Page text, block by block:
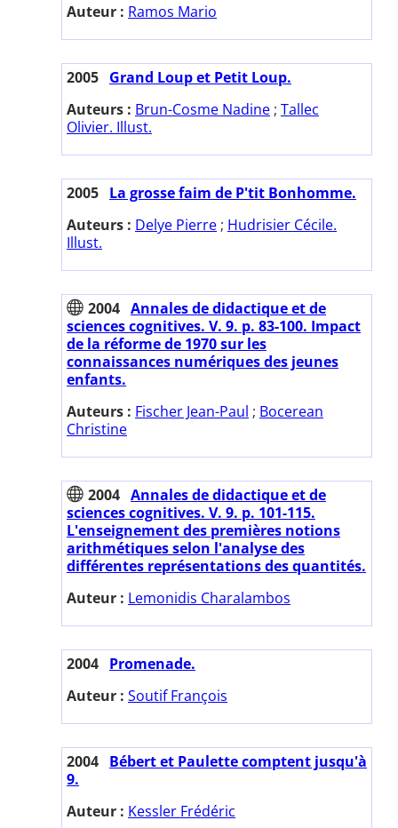
Auteur : Ramos Mario
2005 Grand Loup et Petit Loup.
Auteurs : Brun-Cosme Nadine ; Tallec
Olivier. Illust.
2005 La grosse faim de P'tit Bonhomme.
Auteurs : Delye Pierre ; Hudrisier Cécile.
Illust.
2004 Annales de didactique et de
sciences cognitives. V. 9. p. 83-100. Impact
de la réforme de 1970 sur les
connaissances numériques des jeunes
enfants.
Auteurs : Fischer Jean-Paul ; Bocerean
Christine
2004 Annales de didactique et de
sciences cognitives. V. 9. p. 101-115.
L'enseignement des premières notions
arithmétiques selon l'analyse des
différentes représentations des quantités.
Auteur : Lemonidis Charalambos
2004 Promenade.
Auteur : Soutif François
2004 Bébert et Paulette comptent jusqu'à
9.
Auteur : Kessler Frédéric